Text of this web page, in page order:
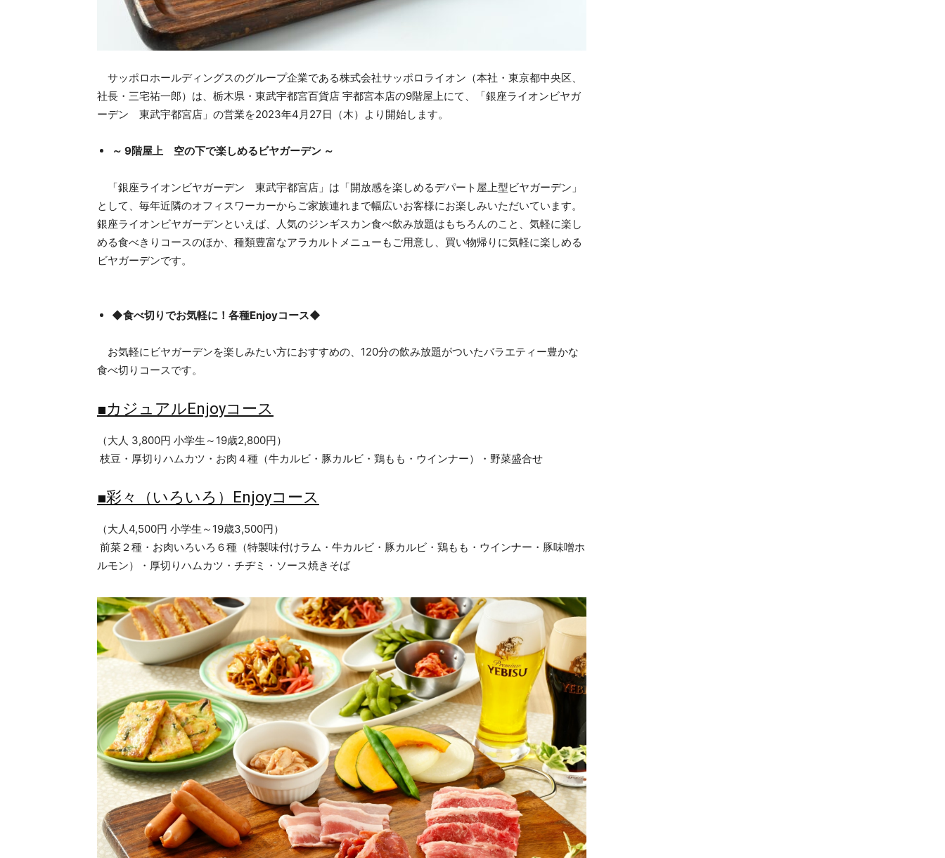
サッポロホールディングスのグループ企業である株式会社サッポロライオン（本社・東京都中央区、
社長・三宅祐一郎）は、栃木県・東武宇都宮百貨店 宇都宮本店の9階屋上にて、「銀座ライオンビヤガ
ーデン 東武宇都宮店」の営業を2023年4月27日（木）より開始します。
～ 9階屋上 空の下で楽しめるビヤガーデン ～
「銀座ライオンビヤガーデン 東武宇都宮店」は「開放感を楽しめるデパート屋上型ビヤガーデン」
として、毎年近隣のオフィスワーカーからご家族連れまで幅広いお客様にお楽しみいただいています。
銀座ライオンビヤガーデンといえば、人気のジンギスカン食べ飲み放題はもちろんのこと、気軽に楽し
める食べきりコースのほか、種類豊富なアラカルトメニューもご用意し、買い物帰りに気軽に楽しめる
ビヤガーデンです。
◆食べ切りでお気軽に！各種Enjoyコース◆
お気軽にビヤガーデンを楽しみたい方におすすめの、120分の飲み放題がついたバラエティー豊かな
食べ切りコースです。
■カジュアルEnjoyコース
（大人 3,800円 小学生～19歳2,800円）
枝豆・厚切りハムカツ・お肉４種（牛カルビ・豚カルビ・鶏もも・ウインナー）・野菜盛合せ
■彩々（いろいろ）Enjoyコース
（大人4,500円 小学生～19歳3,500円）
前菜２種・お肉いろいろ６種（特製味付けラム・牛カルビ・豚カルビ・鶏もも・ウインナー・豚味噌ホ
ルモン）・厚切りハムカツ・チヂミ・ソース焼きそば